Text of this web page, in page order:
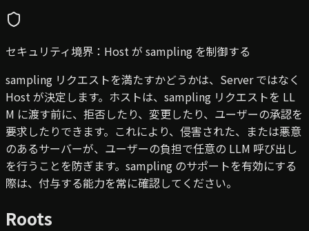
セキュリティ境界：Host が sampling を制御する
sampling リクエストを満たすかどうかは、Server ではなく
Host が決定します。ホストは、sampling リクエストを LL
M に渡す前に、拒否したり、変更したり、ユーザーの承認を
要求したりできます。これにより、侵害された、または悪意
のあるサーバーが、ユーザーの負担で任意の LLM 呼び出し
を行うことを防ぎます。sampling のサポートを有効にする
際は、付与する能力を常に確認してください。
Roots